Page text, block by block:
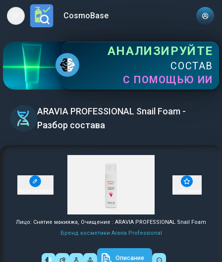
Open main menuCosmoBase
АНАЛИЗИРУЙТЕ
СОСТАВ
С ПОМОЩЬЮ ИИ
ARAVIA PROFESSIONAL Snail Foam -
Разбор состава
Лицо: Снятие макияжа, Очищение : ARAVIA PROFESSIONAL Snail Foam
Бренд косметики Aravia Professional
Описание